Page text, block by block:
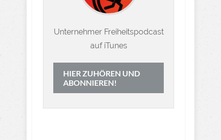
Unternehmer Freiheitspodcast
auf iTunes
HIER ZUHÖREN UND
ABONNIEREN!